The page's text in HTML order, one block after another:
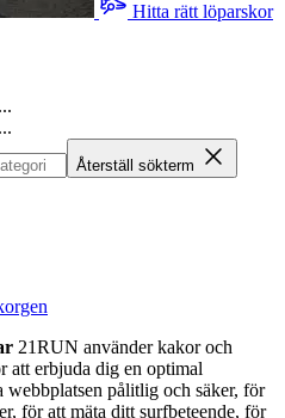
Hitta rätt löparskor
Återställ sökterm
21RUN använder kakor och
erbjuda dig en optimal
webbplatsen pålitlig och säker, för
för att mäta ditt surfbeteende, för